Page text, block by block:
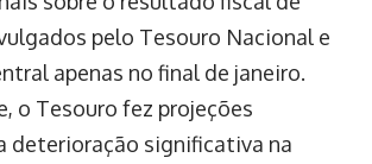
pelo Tesouro Nacional e
apenas no final de janeiro.
o Tesouro fez projeções
deterioração significativa na